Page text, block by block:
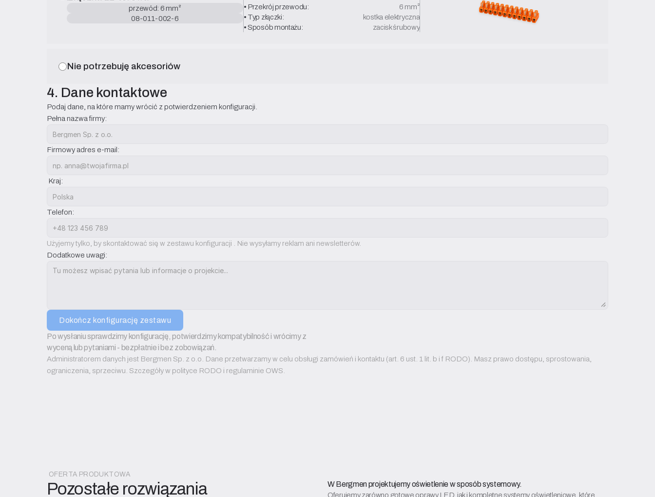
przewód: 6 mm²
08-011-002-6
• Przekrój przewodu:
6 mm²
• Typ złączki:
kostka elektryczna
• Sposób montażu:
zacisk śrubowy
Nie potrzebuję akcesoriów
4. Dane kontaktowe
Podaj dane, na które mamy wrócić z potwierdzeniem konfiguracji.
Pełna nazwa firmy:
Firmowy adres e-mail:
Kraj:
Telefon:
Użyjemy tylko, by skontaktować się w zestawu konfiguracji . Nie wysyłamy reklam ani newsletterów.
Dodatkowe uwagi:
Dokończ konfigurację zestawu
Po wysłaniu sprawdzimy konfigurację, potwierdzimy kompatybilność i wrócimy z
wyceną lub pytaniami - bezpłatnie i bez zobowiązań.
Administratorem danych jest Bergmen Sp. z o.o. Dane przetwarzamy w celu obsługi zamówień i kontaktu (art. 6 ust. 1 lit. b i f RODO). Masz prawo dostępu, sprostowania,
ograniczenia, sprzeciwu. Szczegóły w polityce RODO i regulaminie OWS.
OFERTA PRODUKTOWA
Pozostałe rozwiązania W Bergmen projektujemy oświetlenie w sposób systemowy.